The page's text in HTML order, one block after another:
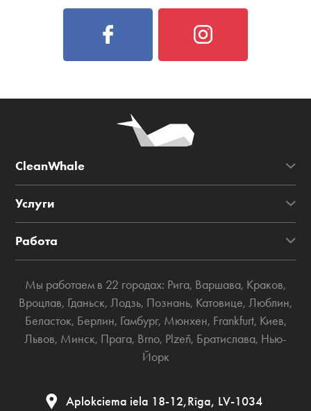
CleanWhale
Услуги
Работа
Мы работаем в 22 городах: Рига, Варшава, Краков,
Вроцлав, Гданьск, Лодзь, Познань, Катовице, Люблин,
Беласток, Берлин, Гамбург, Мюнхен, Frankfurt, Киев,
Львов, Минск, Прага, Brno, Plzeň, Братислава, Нью-
Йорк
Aplokciema iela 18-12,Rīga, LV-1034